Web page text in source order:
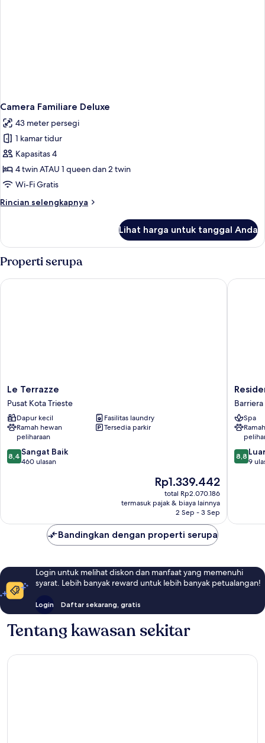
Camera Familiare Deluxe
43 meter persegi
1 kamar tidur
Kapasitas 4
4 twin ATAU 1 queen dan 2 twin
Wi-Fi Gratis
Rincian selengkapnya
Rincian
Camera
Familiare
Deluxe
Lihat harga untuk tanggal Anda
Properti serupa
Le
Terrazze
Pusat
Kota
Trieste
Le Terrazze
Pusat Kota Trieste
Dapur kecil
Fasilitas laundry
Ramah hewan
peliharaan
Tersedia parkir
8.4
dari
8,4 Sangat Baik
460 ulasan
Harga
sekarang
Rp1.339.442
Rp1.339.442
total Rp2.070.186
termasuk pajak & biaya lainnya
2 Sep - 3 Sep
Le Terrazze
Victoria
Barriera
Vecchia-
San
Spa
8.8
dari
8,8
9
Bandingkan dengan properti serupa
Login untuk melihat diskon dan manfaat yang memenuhi
syarat. Lebih banyak reward untuk lebih banyak petualangan!
Login Daftar sekarang, gratis
Tentang kawasan sekitar